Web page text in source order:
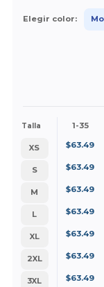
Elegir color:
Talla 1-35
XS $63.49
S
$63.49
M
$63.49
L
$63.49
XL
$63.49
2XL
$63.49
3XL
$63.49